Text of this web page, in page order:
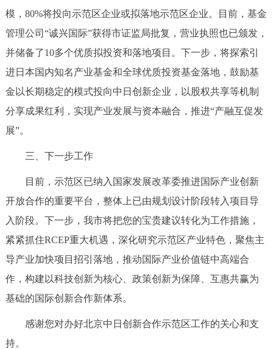
模，80%将投向示范区企业或拟落地示范区企业。目前，基金
管理公司“诚兴国际”获得市证监局批复，营业执照也已颁发，
并储备了10多个优质拟投资和落地项目。下一步，将探索引
进日本国内知名产业基金和全球优质投资基金落地，鼓励基
金以长期稳定的模式投向中日创新企业，以股权共享等机制
分享成果红利，实现产业发展与资本融合，推进“产融互促发
展”。
三、下一步工作
目前，示范区已纳入国家发展改革委推进国际产业创新
开放合作的重要平台，整体上已由规划设计阶段转入项目导
入阶段。下一步，我市将把您的宝贵建议转化为工作措施，
紧紧抓住RCEP重大机遇，深化研究示范区产业特色，聚焦主
导产业加快项目招引落地，推动国际产业价值链中高端合
作，构建以科技创新为核心、政策创新为保障、互惠共赢为
基础的国际创新合作新体系。
感谢您对办好北京中日创新合作示范区工作的关心和支
持。